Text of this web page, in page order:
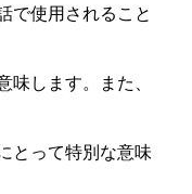
で使用されること
します。また、
とって特別な意味